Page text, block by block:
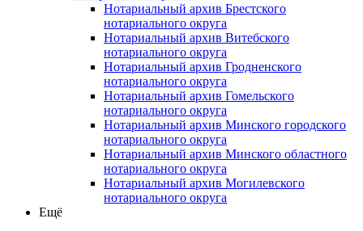
Нотариальный архив Брестского
нотариального округа
Нотариальный архив Витебского
нотариального округа
Нотариальный архив Гродненского
нотариального округа
Нотариальный архив Гомельского
нотариального округа
Нотариальный архив Минского городского
нотариального округа
Нотариальный архив Минского областного
нотариального округа
Нотариальный архив Могилевского
нотариального округа
Ещё